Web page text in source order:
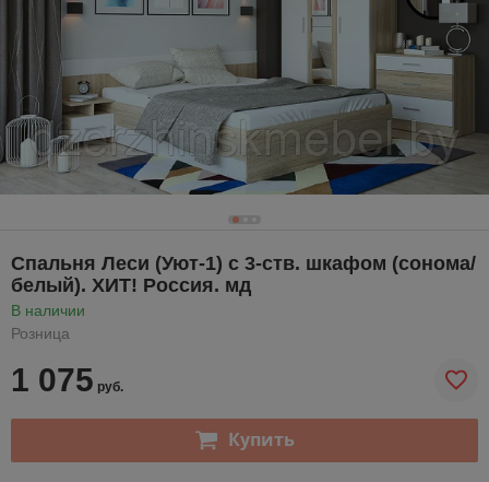
Спальня Леси (Уют-1) с 3-ств. шкафом (сонома/
белый). ХИТ! Россия. мд
В наличии
Розница
1 075 руб.
Купить